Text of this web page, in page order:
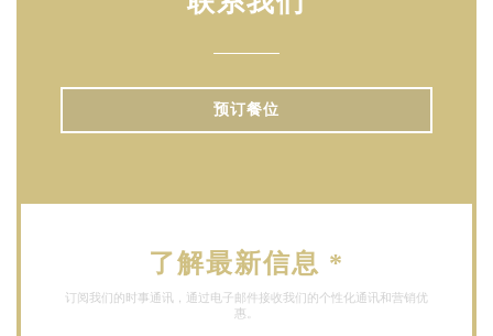
预订餐位
了解最新信息 *
订阅我们的时事通讯，通过电子邮件接收我们的个性化通讯和营销优
惠。